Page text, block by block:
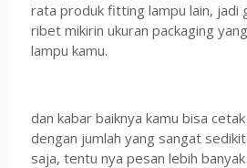
rata produk fitting lampu lain, jadi
ribet mikirin ukuran packaging
lampu kamu.
dan kabar baiknya kamu bisa
dengan jumlah yang sangat
saja, tentu nya pesan lebih